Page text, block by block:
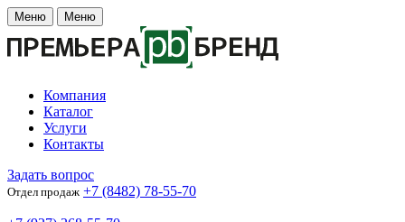
Меню Меню
Компания
Каталог
Услуги
Контакты
Задать вопрос
Отдел продаж +7 (8482) 78-55-70